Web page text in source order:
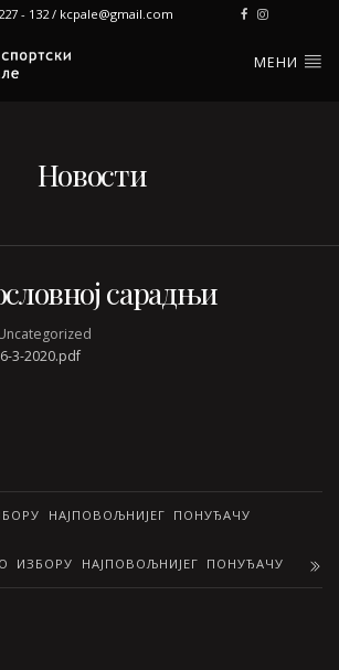
- 132 / kcpale@gmail.com
МЕНИ
Новости
сарадњи
3-2020.pdf
НАЈПОВОЉНИЈЕГ ПОНУЂАЧУ
ИЗБОРУ НАЈПОВОЉНИЈЕГ ПОНУЂАЧУ